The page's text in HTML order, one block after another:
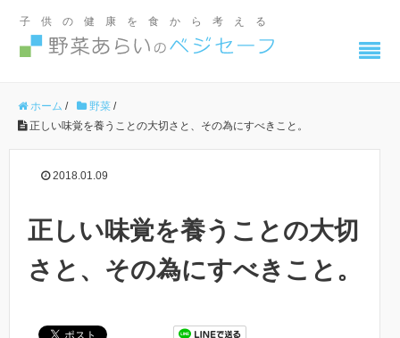
子供の健康を食から考える
ホーム / 野菜 /
正しい味覚を養うことの大切さと、その為にすべきこと。
2018.01.09
正しい味覚を養うことの大切
さと、その為にすべきこと。